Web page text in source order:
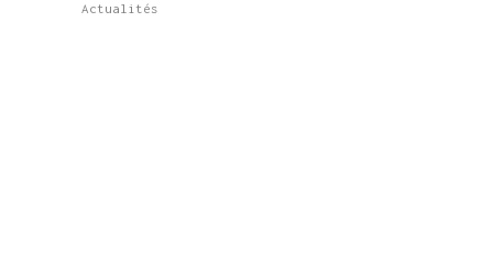
Actualités